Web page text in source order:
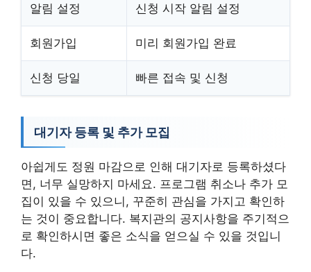
알림 설정 신청 시작 알림 설정
회원가입 미리 회원가입 완료
신청 당일 빠른 접속 및 신청
대기자 등록 및 추가 모집
아쉽게도 정원 마감으로 인해 대기자로 등록하셨다
면, 너무 실망하지 마세요. 프로그램 취소나 추가 모
집이 있을 수 있으니, 꾸준히 관심을 가지고 확인하
는 것이 중요합니다. 복지관의 공지사항을 주기적으
로 확인하시면 좋은 소식을 얻으실 수 있을 것입니
다.